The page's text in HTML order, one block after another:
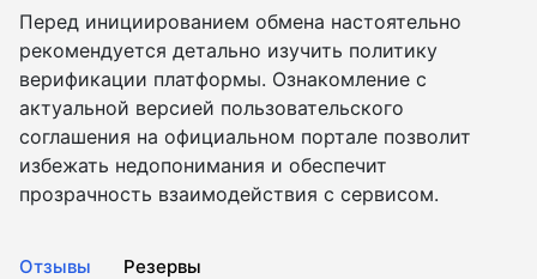
Перед инициированием обмена настоятельно
рекомендуется детально изучить политику
верификации платформы. Ознакомление с
актуальной версией пользовательского
соглашения на официальном портале позволит
избежать недопонимания и обеспечит
прозрачность взаимодействия с сервисом.
Отзывы Резервы